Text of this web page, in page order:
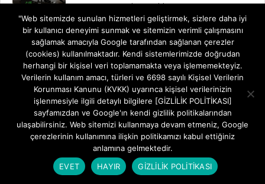
S150 HD Kurulum Rehberi Yeni
Redline S150 HD Uydu Alıcı İncelemesi
Televizyon Keyfini Standartların Ötesine
Taşıyın Redline S150 HD Uydu Alıcı
Next Minix HD Black 3 Kurulum Rehberi
Next Minix HD Black 3 Kurulum Rehberi: Adım
Adım Televizyon
NEXT Minix HD Black 3 İNCELEME
Küçük Boyut, Dev Performans: Minix HD
Black III ile Televizyon
"Web sitemizde sunulan hizmetleri geliştirmek, sizlere daha iyi
bir kullanıcı deneyimi sunmak ve sitemizin verimli çalışmasını
sağlamak amacıyla Google tarafından sağlanan çerezler
(cookies) kullanılmaktadır. Kendi sistemlerimizde doğrudan
herhangi bir kişisel veri toplamamakta veya işlememekteyiz.
Verilerin kullanım amacı, türleri ve 6698 sayılı Kişisel Verilerin
Korunması Kanunu (KVKK) uyarınca kişisel verilerinizin
işlenmesiyle ilgili detaylı bilgilere [GİZLİLİK POLİTİKASI]
sayfamızdan ve Google'ın kendi gizlilik politikalarından
ulaşabilirsiniz. Web sitemizi kullanmaya devam etmeniz, Google
çerezlerinin kullanımına ilişkin politikamızı kabul ettiğiniz
anlamına gelmektedir.
EVET
HAYIR GİZLİLİK POLİTİKASI